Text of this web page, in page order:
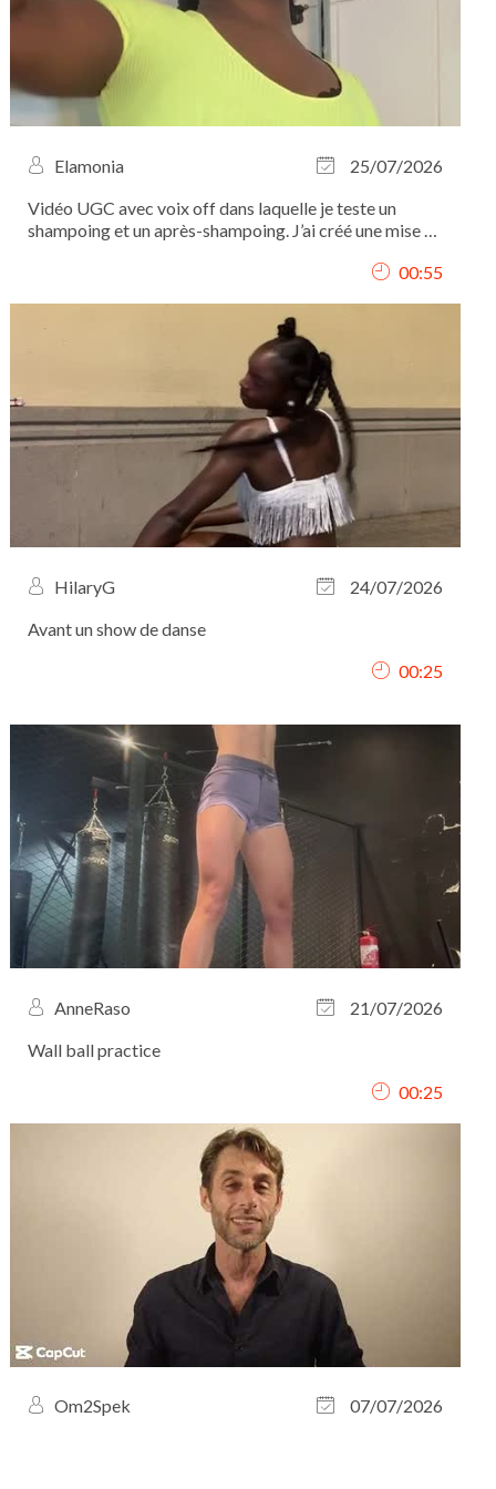
Elamonia
25/07/2026
Vidéo UGC avec voix off dans laquelle je teste un
shampoing et un après-shampoing. J’ai créé une mise en
étapes et mis en valeur les produits à travers des plans
00:55
HilaryG
24/07/2026
Avant un show de danse
00:25
AnneRaso
21/07/2026
Wall ball practice
00:25
Om2Spek 07/07/2026